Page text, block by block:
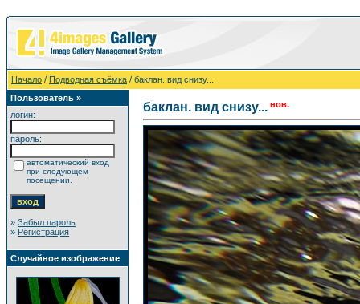
Начало / Подводная съёмка / баклан. вид снизу...
Пользователь »
логин:
пароль:
автоматический вход
при следующем
посещении.
» Забыл пароль
» Регистрация
Случайное изображение
баклан. вид снизу... нов.